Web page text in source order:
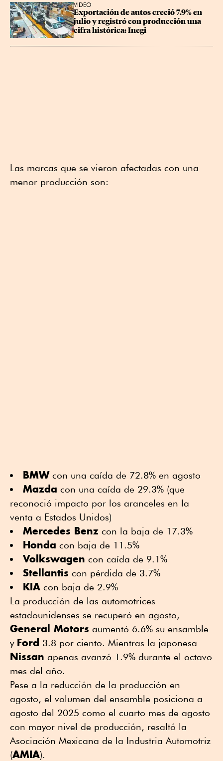
VIDEO
Exportación de autos creció 7.9% en
julio y registró con producción una
cifra histórica: Inegi
Las marcas que se vieron afectadas con una
menor producción son:
BMWcon una caída de 72.8% en agosto
Mazda con una caída de 29.3% (que
reconoció impacto por los aranceles en la
venta a Estados Unidos)
Mercedes Benz con la baja de 17.3%
Honda con baja de 11.5%
Volkswagen con caída de 9.1%
Stellantis con pérdida de 3.7%
KIA con baja de 2.9%
La producción de las automotrices
estadounidenses se recuperó en agosto,
General Motors aumentó 6.6% su ensamble
y Ford 3.8 por ciento. Mientras la japonesa
Nissan apenas avanzó 1.9% durante el octavo
mes del año.
Pese a la reducción de la producción en
agosto, el volumen del ensamble posiciona a
agosto del 2025 como el cuarto mes de agosto
con mayor nivel de producción, resaltó la
Asociación Mexicana de la Industria Automotriz
(AMIA).